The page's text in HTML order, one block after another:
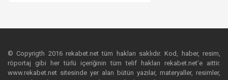
© Copyrigth 2016 rekabet.net tüm hakları saklıdır. Kod, haber, resim,
röportaj gibi her türlü içeriğinin tüm telif hakları rekabet.net’e aittir.
www.rekabet.net sitesinde yer alan bütün yazılar, materyaller, resimler,